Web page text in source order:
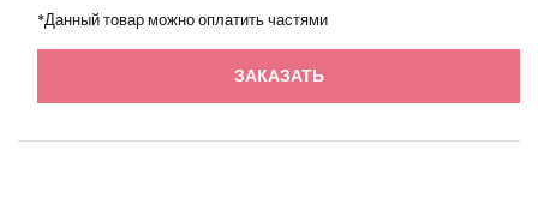
*Данный товар можно оплатить частями
ЗАКАЗАТЬ